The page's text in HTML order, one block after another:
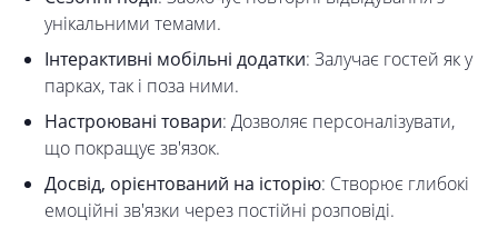
унікальними темами.
Інтерактивні мобільні додатки: Залучає гостей як у
парках, так і поза ними.
Настроювані товари: Дозволяє персоналізувати,
що покращує зв'язок.
Досвід, орієнтований на історію: Створює глибокі
емоційні зв'язки через постійні розповіді.